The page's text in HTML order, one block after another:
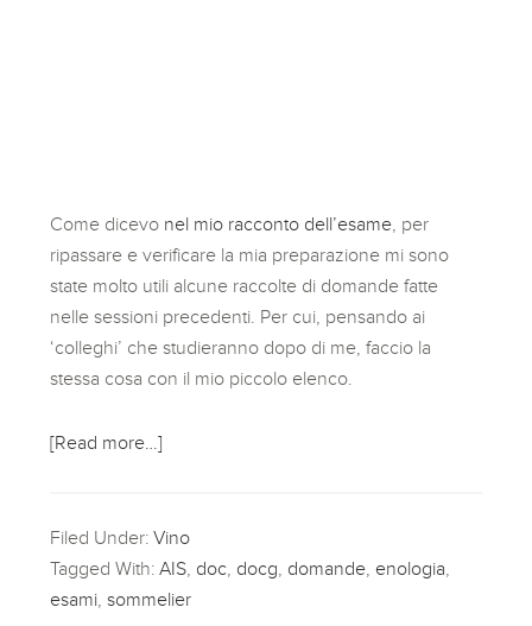
Come dicevo nel mio racconto dell’esame , per
ripassare e verificare la mia preparazione mi sono
state molto utili alcune raccolte di domande fatte
nelle sessioni precedenti. Per cui, pensando ai
‘colleghi’ che studieranno dopo di me, faccio la
stessa cosa con il mio piccolo elenco.
[Read more…]
Filed Under:Vino
Tagged With:AIS doc docg domande enologia
esami ,sommelier